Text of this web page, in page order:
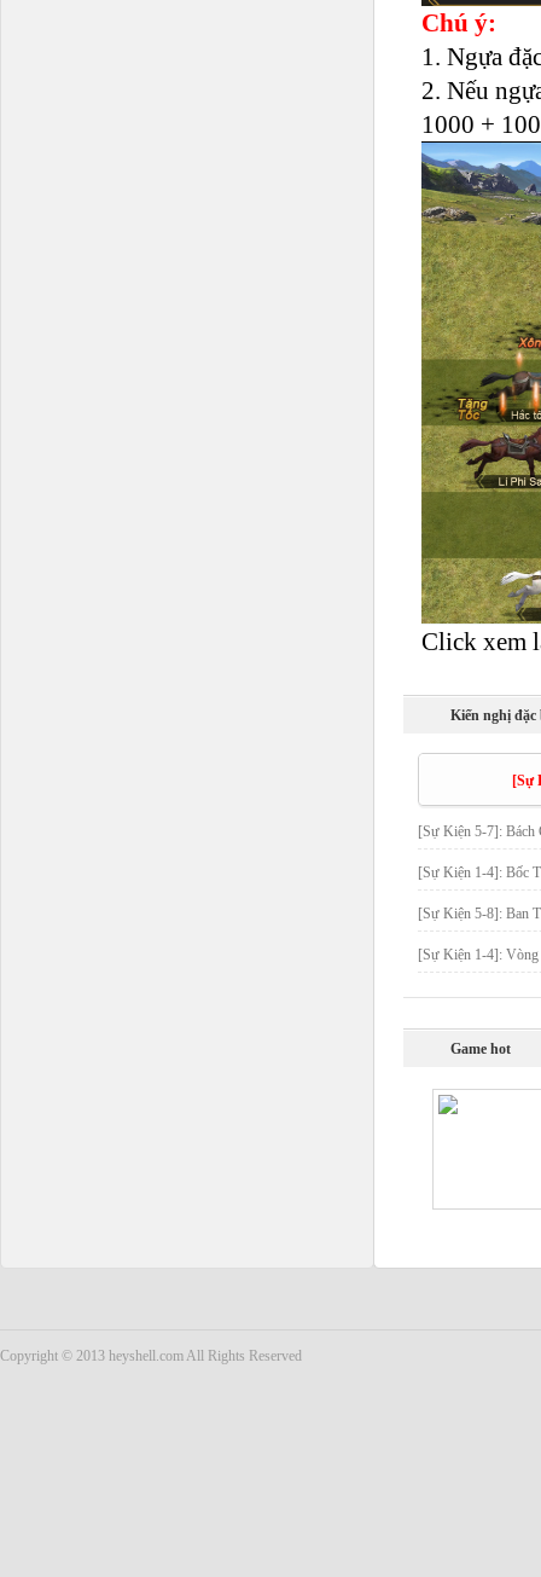
Chú ý:
1. Ngựa
2. Nếu
1000 +
Click xem
Kiến nghị đặc
[Sự
[Sự Kiện 5-7]: Bách
[Sự Kiện 1-4]: Bốc
[Sự Kiện 5-8]: Ban
[Sự Kiện 1-4]:
Game hot
Copyright © 2013 heyshell.com All Rights Reserved